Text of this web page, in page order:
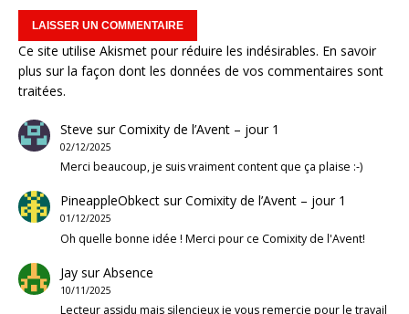
Ce site utilise Akismet pour réduire les indésirables. En savoir
plus sur la façon dont les données de vos commentaires sont
traitées.
Steve surComixity de l’Avent – jour 1
02/12/2025
Merci beaucoup, je suis vraiment content que ça plaise :-)
PineappleObkectsurComixity de l’Avent – jour 1
01/12/2025
Oh quelle bonne idée ! Merci pour ce Comixity de l'Avent!
JaysurAbsence
10/11/2025
Lecteur assidu mais silencieux je vous remercie pour le travail